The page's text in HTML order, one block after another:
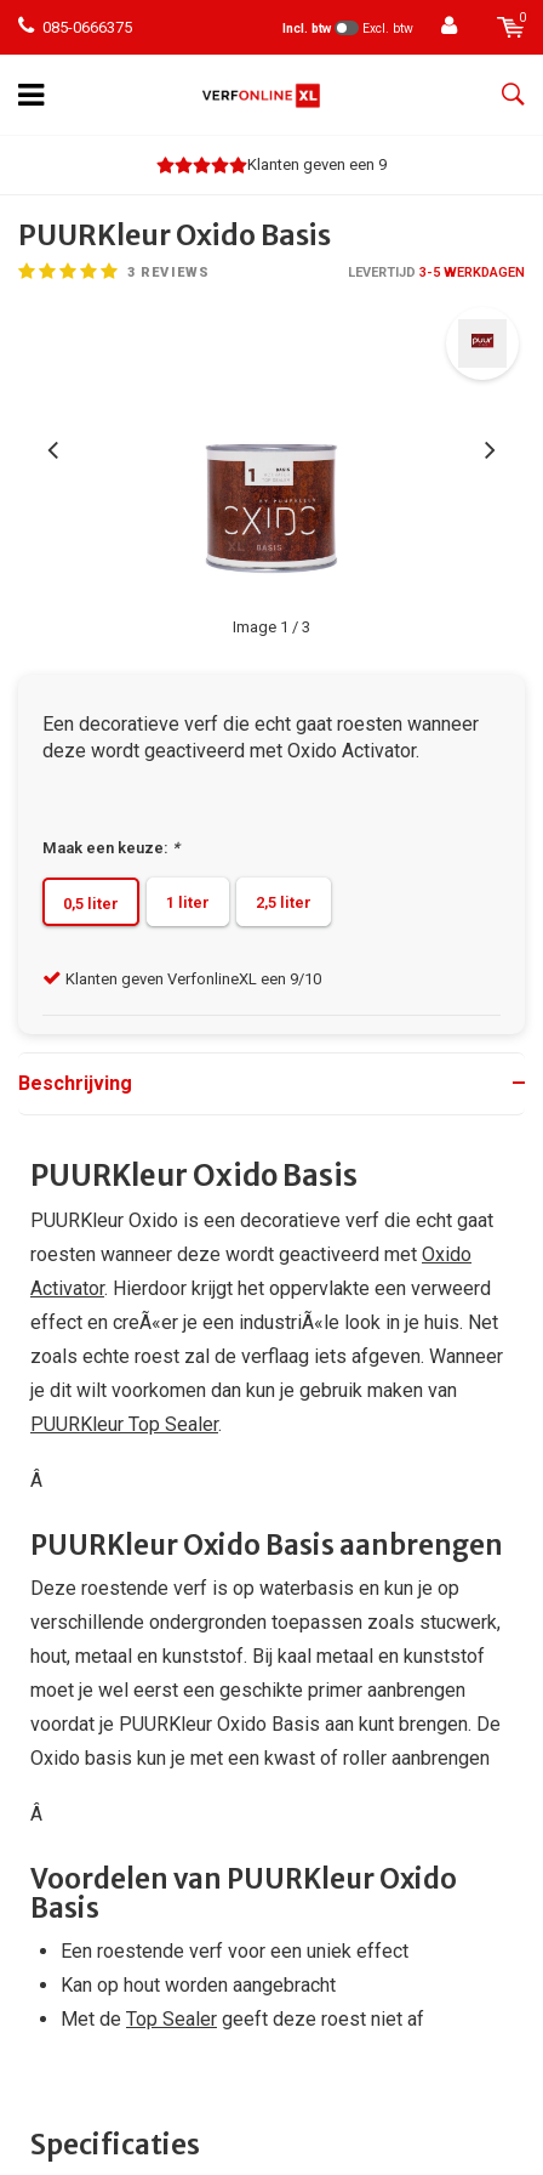
085-0666375 Incl. btw Excl. btw
0
Klanten geven een 9
PUURKleur Oxido Basis
3 REVIEWS LEVERTIJD 3-5 WERKDAGEN
Image 1 / 3
Een decoratieve verf die echt gaat roesten wanneer
deze wordt geactiveerd met Oxido Activator.
Maak een keuze: *
0,5 liter 1 liter 2,5 liter
Klanten geven VerfonlineXL een 9/10
Beschrijving
PUURKleur Oxido Basis
PUURKleur Oxido is een decoratieve verf die echt gaat
roesten wanneer deze wordt geactiveerd met Oxido
Activator. Hierdoor krijgt het oppervlakte een verweerd
effect en creÃ«er je een industriÃ«le look in je huis. Net
zoals echte roest zal de verflaag iets afgeven. Wanneer
je dit wilt voorkomen dan kun je gebruik maken van
PUURKleur Top Sealer.
Â
PUURKleur Oxido Basis aanbrengen
Deze roestende verf is op waterbasis en kun je op
verschillende ondergronden toepassen zoals stucwerk,
hout, metaal en kunststof. Bij kaal metaal en kunststof
moet je wel eerst een geschikte primer aanbrengen
voordat je PUURKleur Oxido Basis aan kunt brengen. De
Oxido basis kun je met een kwast of roller aanbrengen
Â
Voordelen van PUURKleur Oxido
Basis
Een roestende verf voor een uniek effect
Kan op hout worden aangebracht
Met de Top Sealer geeft deze roest niet af
Specificaties